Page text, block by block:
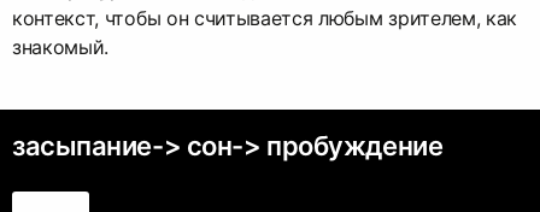
контекст, чтобы он считывается любым зрителем, как
знакомый.
засыпание-> сон-> пробуждение